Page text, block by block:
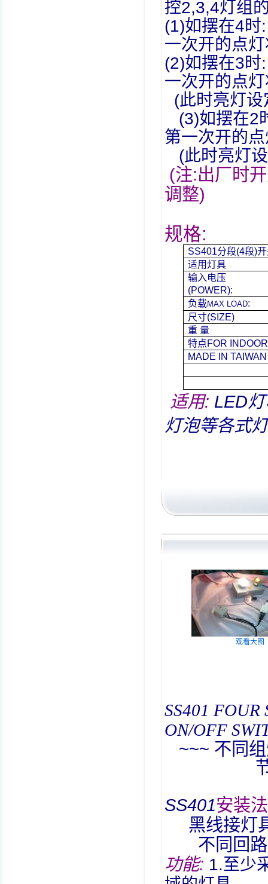
控2,3,4灯组
(1)如摆在4时
一次开的点
(2)如摆在3时
一次开的点
(此时亮灯设
(3)如摆在2
第一次开的
(此时亮灯
(注:出厂时
调整)
规格:
SS401分段(4段)
适用灯具
输入电压
(POWER):
负载MAX LOAD:
尺寸(SIZE)
重 量
特点FOR
MADE IN TAIWAN
适用: LED
灯泡等各式
观看大图
SS401 FOUR
ON/OFF
~~~ 不同
SS401安装法
黑线接灯
不同回路
功能: 1.至少